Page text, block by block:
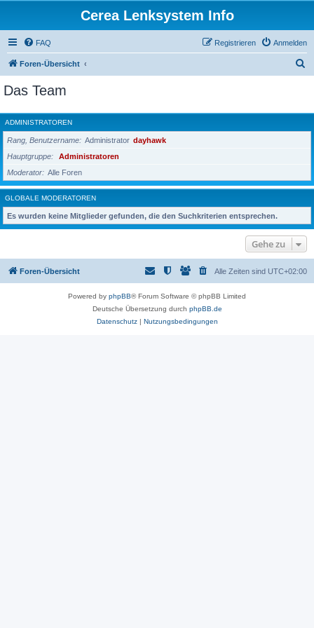
Cerea Lenksystem Info
FAQ Anmelden
Registrieren
Foren-Übersicht
h
e
Das Team
ADMINISTRATOREN
Rang, Benutzername Administrator dayhawk
Hauptgruppe
Administratoren
Moderator
Alle Foren
GLOBALE MODERATOREN
Es wurden keine Mitglieder gefunden, die den Suchkriterien entsprechen.
Gehe zu
Foren-Übersicht Alle Zeiten sind UTC+02:00
Powered by phpBB® Forum Software © phpBB Limited
Deutsche Übersetzung durch phpBB.de
Datenschutz| Nutzungsbedingungen